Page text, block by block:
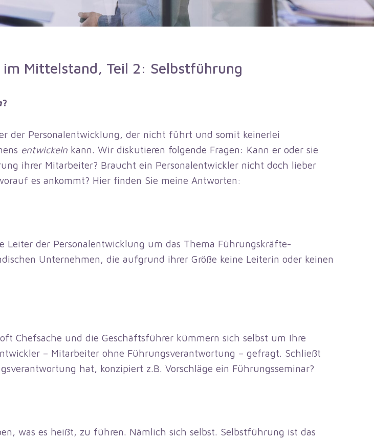
Mittelstand, Teil 2: Selbstführung
?
der Personalentwicklung, der nicht führt und somit keinerlei
entwickeln kann. Wir diskutieren folgende Fragen: Kann er oder sie
ihrer Mitarbeiter? Braucht ein Personalentwickler nicht doch lieber
es ankommt? Hier finden Sie meine Antworten:
der Personalentwicklung um das Thema Führungskräfte-
Unternehmen, die aufgrund ihrer Größe keine Leiterin oder keinen
Chefsache und die Geschäftsführer kümmern sich selbst um Ihre
– Mitarbeiter ohne Führungsverantwortung – gefragt. Schließt
hat, konzipiert z.B. Vorschläge ein Führungsseminar?
was es heißt, zu führen. Nämlich sich selbst. Selbstführung ist das